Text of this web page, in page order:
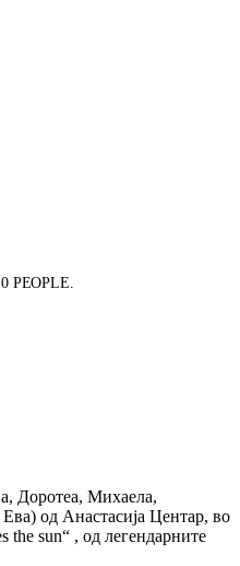
0 PEOPLE.
Доротеа, Михаела,
од Анастасија Центар, во
the sun“ , од легендарните